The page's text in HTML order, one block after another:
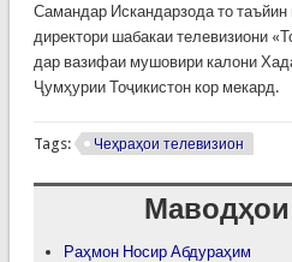
Самандар Искандарзода то
директори шабакаи телевизиони
дар вазифаи мушовири калони
Ҷумҳурии Тоҷикистон кор мекард.
Tags: Чеҳраҳои телевизион
Раҳмон Носир Абдураҳим